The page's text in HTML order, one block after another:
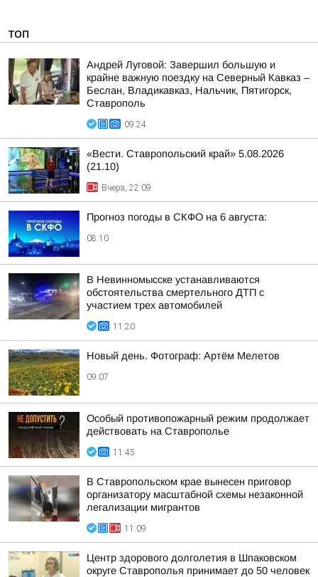
ТОП
Андрей Луговой: Завершил большую и
крайне важную поездку на Северный Кавказ –
Беслан, Владикавказ, Нальчик, Пятигорск,
Ставрополь
09:24
«Вести. Ставропольский край» 5.08.2026
(21.10)
Вчера, 22:09
Прогноз погоды в СКФО на 6 августа:
08:10
В Невинномысске устанавливаются
обстоятельства смертельного ДТП с
участием трех автомобилей
11:20
Новый день. Фотограф: Артём Мелетов
09:07
Особый противопожарный режим продолжает
действовать на Ставрополье
11:45
В Ставропольском крае вынесен приговор
организатору масштабной схемы незаконной
легализации мигрантов
11:09
Центр здорового долголетия в Шпаковском
округе Ставрополья принимает до 50 человек